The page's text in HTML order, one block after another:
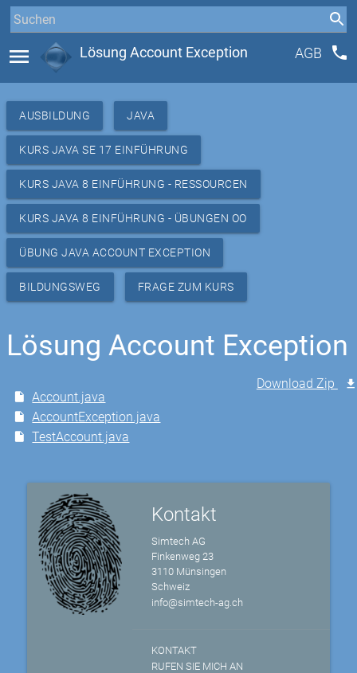
menu Lösung Account Exception AGB phone
AUSBILDUNG JAVA
KURS JAVA SE 17 EINFÜHRUNG
KURS JAVA 8 EINFÜHRUNG - RESSOURCEN
KURS JAVA 8 EINFÜHRUNG - ÜBUNGEN OO
ÜBUNG JAVA ACCOUNT EXCEPTION
BILDUNGSWEG FRAGE ZUM KURS
Lösung Account Exception
Account.java
AccountException.java
TestAccount.java
Download Zip
Kontakt
Simtech AG
Finkenweg 23
3110 Münsingen
Schweiz
info@simtech-ag.ch
KONTAKT
RUFEN SIE MICH AN